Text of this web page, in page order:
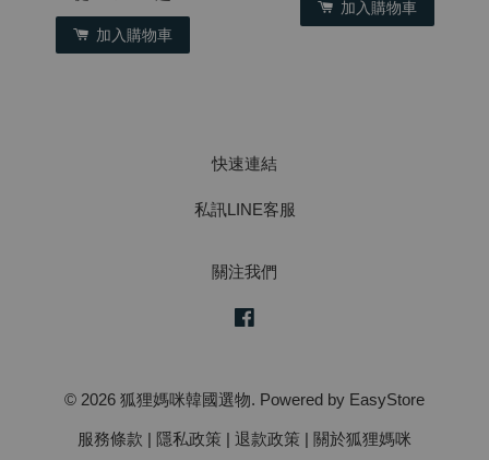
加入購物車
加入購物車
快速連結
私訊LINE客服
關注我們
© 2026 狐狸媽咪韓國選物. Powered by EasyStore
服務條款 | 隱私政策 | 退款政策 | 關於狐狸媽咪